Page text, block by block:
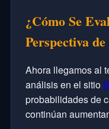
¿Cómo Se
Perspectiva
Ahora llegamos al
análisis en el sitio
probabilidades de
continúan